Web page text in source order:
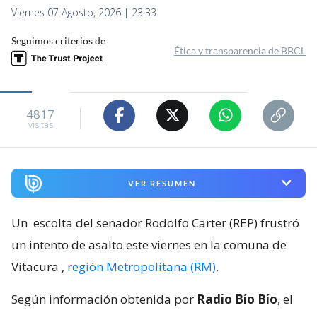
Viernes 07 Agosto, 2026 | 23:33
Seguimos criterios de
Ética y transparencia de BBCL
4817
visitas
VER RESUMEN
Un escolta del senador Rodolfo Carter (REP) frustró
un intento de asalto este viernes en la comuna de
Vitacura , región Metropolitana (RM).
Según información obtenida por Radio Bío Bío, el